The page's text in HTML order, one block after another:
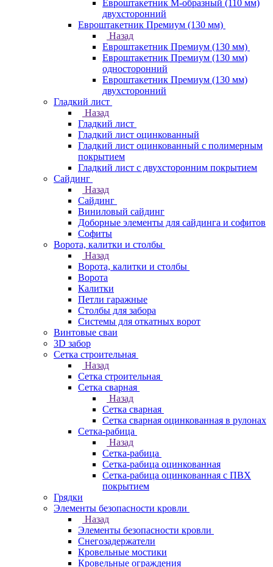
Евроштакетник М-образный (110 мм)
двухсторонний
Евроштакетник Премиум (130 мм)
Назад
Евроштакетник Премиум (130 мм)
Евроштакетник Премиум (130 мм)
односторонний
Евроштакетник Премиум (130 мм)
двухсторонний
Гладкий лист
Назад
Гладкий лист
Гладкий лист оцинкованный
Гладкий лист оцинкованный с полимерным
покрытием
Гладкий лист с двухсторонним покрытием
Сайдинг
Назад
Сайдинг
Виниловый сайдинг
Доборные элементы для сайдинга и софитов
Софиты
Ворота, калитки и столбы
Назад
Ворота, калитки и столбы
Ворота
Калитки
Петли гаражные
Столбы для забора
Системы для откатных ворот
Винтовые сваи
3D забор
Сетка строительная
Назад
Сетка строительная
Сетка сварная
Назад
Сетка сварная
Сетка сварная оцинкованная в рулонах
Сетка-рабица
Назад
Сетка-рабица
Сетка-рабица оцинкованная
Сетка-рабица оцинкованная с ПВХ
покрытием
Грядки
Элементы безопасности кровли
Назад
Элементы безопасности кровли
Снегозадержатели
Кровельные мостики
Кровельные ограждения